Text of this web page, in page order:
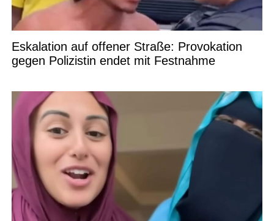
Eskalation auf offener Straße: Provokation
gegen Polizistin endet mit Festnahme